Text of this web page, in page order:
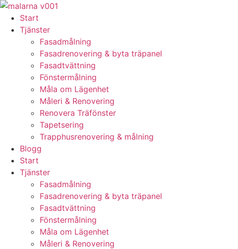
Skip
content
Start
Tjänster
Fasadmålning
Fasadrenovering & byta träpanel
Fasadtvättning
Fönstermålning
Måla om Lägenhet
Måleri & Renovering
Renovera Träfönster
Tapetsering
Trapphusrenovering & målning
Blogg
Start
Tjänster
Fasadmålning
Fasadrenovering & byta träpanel
Fasadtvättning
Fönstermålning
Måla om Lägenhet
Måleri & Renovering